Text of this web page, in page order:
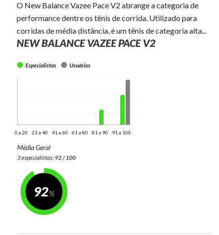
O New Balance Vazee Pace V2 abrange a categoria de
performance dentre os tênis de corrida. Utilizado para
corridas de média distância, é um tênis de categoria alta...
NEW BALANCE VAZEE PACE V2
Especialistas Usuários
0 a 20 21 a 40 41 a 60 61 a 80 81 a 90 91 a 100
Média Geral
3 especialistas: 92 / 100
92